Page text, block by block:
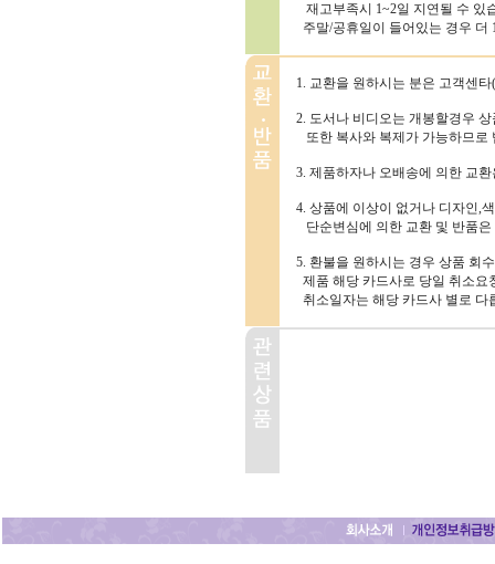
재고부족시 1~2일 지연될 수 있
주말/공휴일이 들어있는 경우 더
1. 교환을 원하시는 분은 고객센
2. 도서나 비디오는 개봉할경우
또한 복사와 복제가 가능하므로
3. 제품하자나 오배송에 의한 교
4. 상품에 이상이 없거나 디자인,
단순변심에 의한 교환 및 반품
5. 환불을 원하시는 경우 상품 회
제품 해당 카드사로 당일 취소요
취소일자는 해당 카드사 별로 다